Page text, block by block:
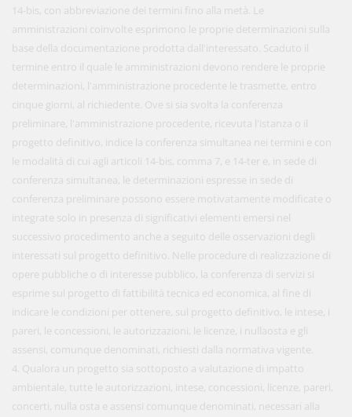
14-bis, con abbreviazione dei termini fino alla metà. Le
amministrazioni coinvolte esprimono le proprie determinazioni sulla
base della documentazione prodotta dall'interessato. Scaduto il
termine entro il quale le amministrazioni devono rendere le proprie
determinazioni, l'amministrazione procedente le trasmette, entro
cinque giorni, al richiedente. Ove si sia svolta la conferenza
preliminare, l'amministrazione procedente, ricevuta l'istanza o il
progetto definitivo, indice la conferenza simultanea nei termini e con
le modalità di cui agli articoli 14-bis, comma 7, e 14-ter e, in sede di
conferenza simultanea, le determinazioni espresse in sede di
conferenza preliminare possono essere motivatamente modificate o
integrate solo in presenza di significativi elementi emersi nel
successivo procedimento anche a seguito delle osservazioni degli
interessati sul progetto definitivo. Nelle procedure di realizzazione di
opere pubbliche o di interesse pubblico, la conferenza di servizi si
esprime sul progetto di fattibilità tecnica ed economica, al fine di
indicare le condizioni per ottenere, sul progetto definitivo, le intese, i
pareri, le concessioni, le autorizzazioni, le licenze, i nullaosta e gli
assensi, comunque denominati, richiesti dalla normativa vigente.
4. Qualora un progetto sia sottoposto a valutazione di impatto
ambientale, tutte le autorizzazioni, intese, concessioni, licenze, pareri,
concerti, nulla osta e assensi comunque denominati, necessari alla